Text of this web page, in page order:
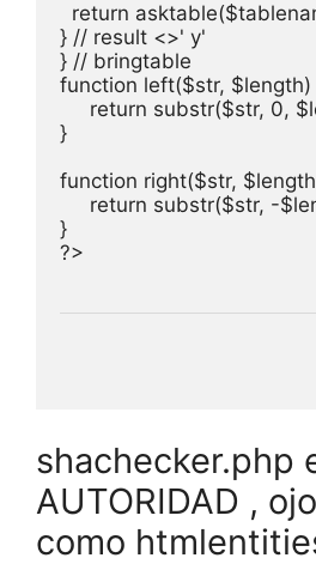
return
} // result <>' y'
} // bringtable
function left($str, $length)
return substr($str, 0,
}
function right($str,
return substr($str, -
}
shachecker.php
AUTORIDAD ,
como